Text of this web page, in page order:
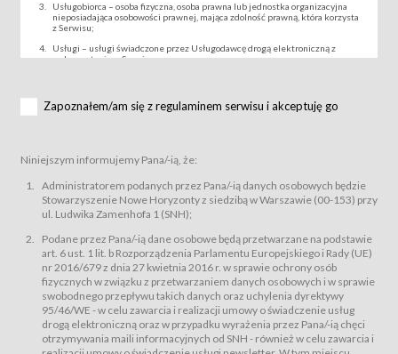
Usługobiorca – osoba fizyczna, osoba prawna lub jednostka organizacyjna
nieposiadająca osobowości prawnej, mająca zdolność prawną, która korzysta
z Serwisu;
Usługi – usługi świadczone przez Usługodawcę drogą elektroniczną z
wykorzystaniem Serwisu;
za pośrednictwem Serwisu;
podmiotom z branży mediów i filmowej (Akredytacje);
Bilety – wybrane dokumenty potwierdzające zawarcie umowy z
Usługodawcą i uprawniające do wzięcia udziału w Wydarzeniu,
przewidziane przez Usługodawcę dla danego Wydarzenia, tj. uprawniające
do uczestnictwa w wielu albo w pojedynczych seansach filmowych,
Sklep – sklep internetowy prowadzony przez Usługodawcę w Serwisie;
Regulamin – niniejszy regulamin.
§ 2
Postanowienia ogólne
Regulamin określa zasady:
świadczenia Usługobiorcom Usług przez Usługodawcę, z
zastrzeżeniem usług, o których mowa w ust. 2 pkt. 4 i 5 poniżej, których
Zapoznałem/am się z regulaminem serwisu i akceptuję go
Niniejszym informujemy Pana/-ią, że:
Administratorem podanych przez Pana/-ią danych osobowych będzie
Stowarzyszenie Nowe Horyzonty z siedzibą w Warszawie (00-153) przy
ul. Ludwika Zamenhofa 1 (SNH);
Podane przez Pana/-ią dane osobowe będą przetwarzane na podstawie
art. 6 ust. 1 lit. b Rozporządzenia Parlamentu Europejskiego i Rady (UE)
nr 2016/679 z dnia 27 kwietnia 2016 r. w sprawie ochrony osób
fizycznych w związku z przetwarzaniem danych osobowych i w sprawie
swobodnego przepływu takich danych oraz uchylenia dyrektywy
95/46/WE - w celu zawarcia i realizacji umowy o świadczenie usług
drogą elektroniczną oraz w przypadku wyrażenia przez Pana/-ią chęci
otrzymywania maili informacyjnych od SNH - również w celu zawarcia i